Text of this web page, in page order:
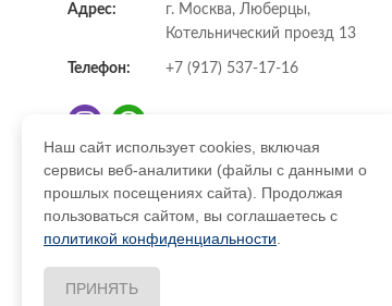
Адрес:
г. Москва, Люберцы,
Котельнический проезд 13
Телефон: +7 (917) 537-17-16
E-mail: info@DrozdPcp.ru
Наш сайт использует cookies, включая
сервисы веб-аналитики (файлы с данными о
прошлых посещениях сайта). Продолжая
пользоваться сайтом, вы соглашаетесь с
политикой конфиденциальности
ПРИНЯТЬ